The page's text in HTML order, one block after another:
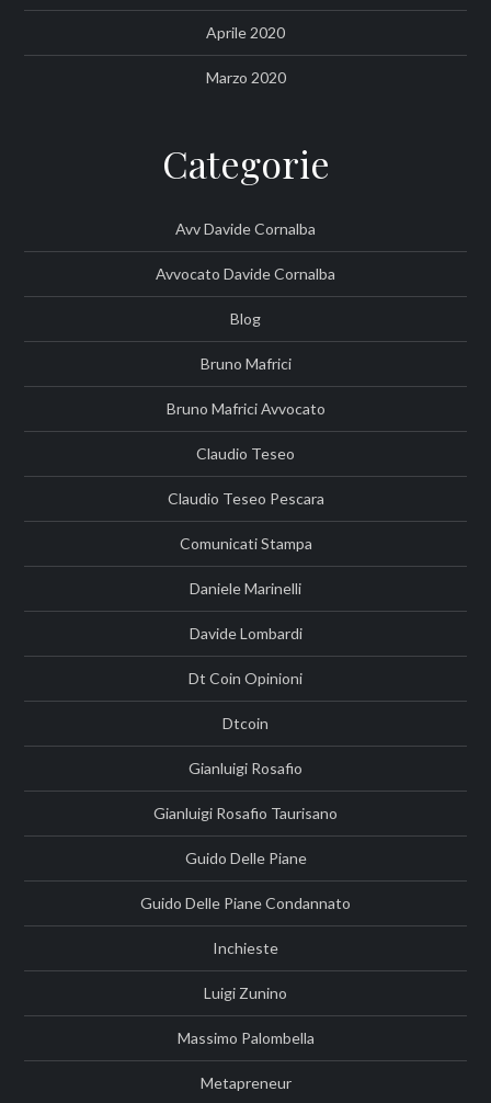
Aprile 2020
Marzo 2020
Categorie
Avv Davide Cornalba
Avvocato Davide Cornalba
Blog
Bruno Mafrici
Bruno Mafrici Avvocato
Claudio Teseo
Claudio Teseo Pescara
Comunicati Stampa
Daniele Marinelli
Davide Lombardi
Dt Coin Opinioni
Dtcoin
Gianluigi Rosafio
Gianluigi Rosafio Taurisano
Guido Delle Piane
Guido Delle Piane Condannato
Inchieste
Luigi Zunino
Massimo Palombella
Metapreneur